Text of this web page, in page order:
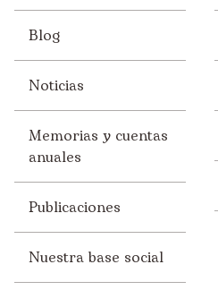
Blog
Noticias
Memorias y cuentas
anuales
Publicaciones
Nuestra base social